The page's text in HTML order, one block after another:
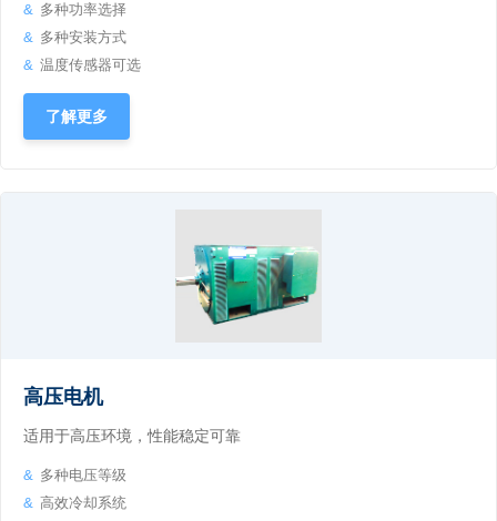
多种功率选择
多种安装方式
温度传感器可选
了解更多
高压电机
适用于高压环境，性能稳定可靠
多种电压等级
高效冷却系统